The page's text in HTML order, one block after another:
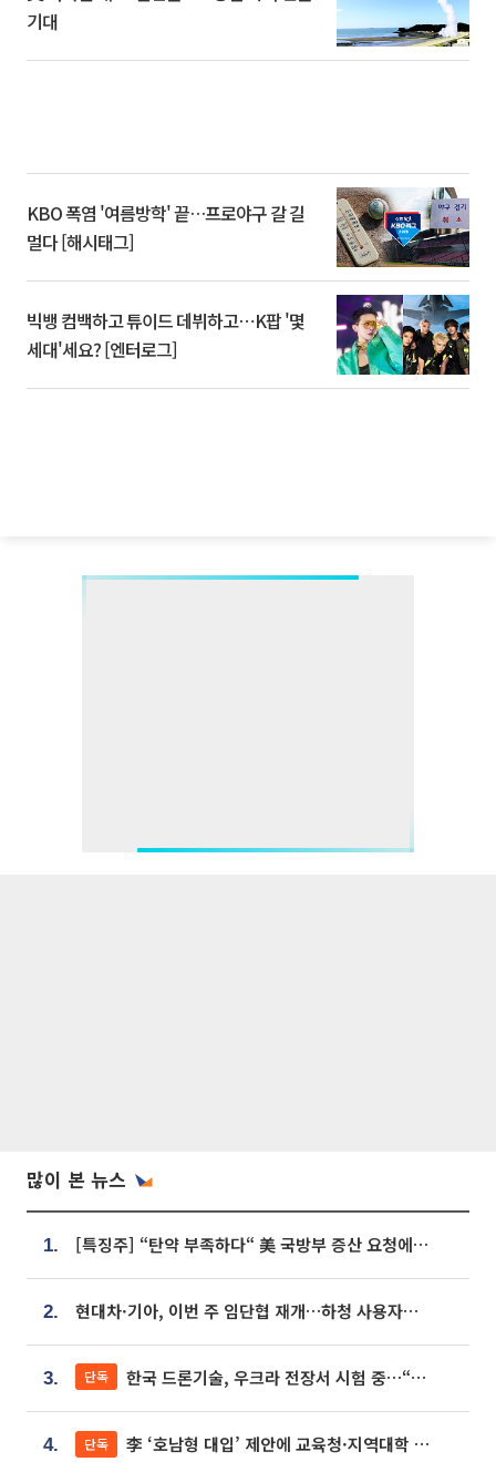
기대
KBO 폭염 '여름방학' 끝…프로야구 갈 길
멀다 [해시태그]
빅뱅 컴백하고 튜이드 데뷔하고⋯K팝 '몇
세대'세요? [엔터로그]
많이 본 뉴스
1. [특징주] “탄약 부족하다“ 美 국방부 증산 요청에⋯국내 방산주 급등세
2. 현대차·기아, 이번 주 임단협 재개…하청 사용자성 재심도 ‘변수’
3. 단독 한국 드론기술, 우크라 전장서 시험 중…“스타트업 여러 곳 참여”
4. 단독 李 ‘호남형 대입’ 제안에 교육청·지역대학 서·논술형 입시 연계 '착수'